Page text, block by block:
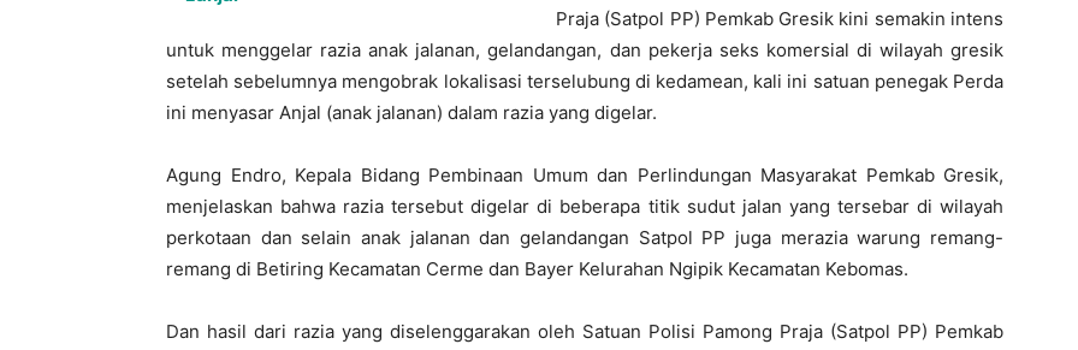
Praja (Satpol PP) Pemkab Gresik kini semakin intens
untuk menggelar razia anak jalanan, gelandangan, dan pekerja seks komersial di wilayah gresik
setelah sebelumnya mengobrak lokalisasi terselubung di kedamean, kali ini satuan penegak Perda
ini menyasar Anjal (anak jalanan) dalam razia yang digelar.
Agung Endro, Kepala Bidang Pembinaan Umum dan Perlindungan Masyarakat Pemkab Gresik,
menjelaskan bahwa razia tersebut digelar di beberapa titik sudut jalan yang tersebar di wilayah
perkotaan dan selain anak jalanan dan gelandangan Satpol PP juga merazia warung remang-
remang di Betiring Kecamatan Cerme dan Bayer Kelurahan Ngipik Kecamatan Kebomas.
Dan hasil dari razia yang diselenggarakan oleh Satuan Polisi Pamong Praja (Satpol PP) Pemkab